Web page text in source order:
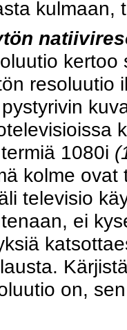
kulmaan,
resoluutio
1080i
kolme ovat
televisio
ei
on,